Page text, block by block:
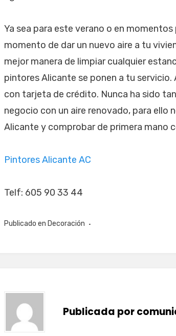
Ya sea para este verano o en
momento de dar un nuevo aire a tu
mejor manera de limpiar cualquier
pintores Alicante se ponen a tu
con tarjeta de crédito. Nunca ha sido
negocio con un aire renovado, para ello
Alicante y comprobar de primera mano
Pintores Alicante AC
Telf: 605 90 33 44
Publicado en Decoración
Publicada por